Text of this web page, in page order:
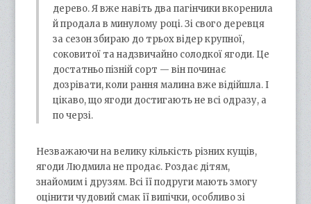
дерево. Я вже навіть два пагінчики вкоренила
й продала в минулому році. Зі свого деревця
за сезон збираю до трьох відер крупної,
соковитої та надзвичайно солодкої ягоди. Це
достатньо пізній сорт — він починає
дозрівати, коли рання малина вже відійшла. І
цікаво, що ягоди достигають не всі одразу, а
по черзі.
Незважаючи на велику кількість різних кущів,
ягоди Людмила не продає. Роздає дітям,
знайомим і друзям. Всі її подруги мають змогу
оцінити чудовий смак її випічки, особливо зі